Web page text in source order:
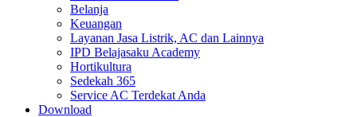
Belanja
Keuangan
Layanan Jasa Listrik, AC dan Lainnya
IPD Belajasaku Academy
Hortikultura
Sedekah 365
Service AC Terdekat Anda
Download